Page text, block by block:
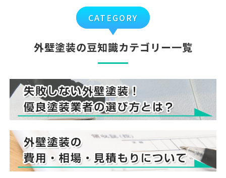
CATEGORY
外壁塗装の豆知識カテゴリー一覧